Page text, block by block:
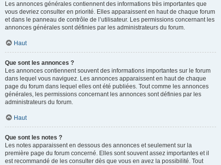
Les annonces générales contiennent des informations très importantes que
vous devriez consulter en priorité. Elles apparaissent en haut de chaque forum
et dans le panneau de contrôle de l’utilisateur. Les permissions concernant les
annonces générales sont définies par les administrateurs du forum.
Haut
Que sont les annonces ?
Les annonces contiennent souvent des informations importantes sur le forum
dans lequel vous naviguez. Les annonces apparaissent en haut de chaque
page du forum dans lequel elles ont été publiées. Tout comme les annonces
générales, les permissions concernant les annonces sont définies par les
administrateurs du forum.
Haut
Que sont les notes ?
Les notes apparaissent en dessous des annonces et seulement sur la
première page du forum concerné. Elles sont souvent assez importantes et il
est recommandé de les consulter dès que vous en avez la possibilité. Tout